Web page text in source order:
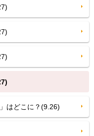
はどこに？(9.26)